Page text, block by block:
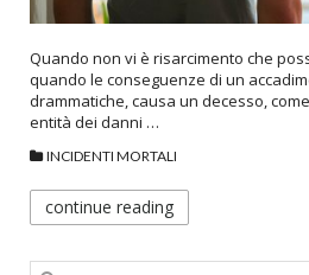
Quando non vi è risarcimento che
quando le conseguenze di un
drammatiche, causa un decesso,
entità dei danni …
INCIDENTI MORTALI
continue reading